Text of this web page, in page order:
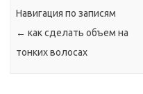
Навигация по записям
← как сделать объем на
тонких волосах